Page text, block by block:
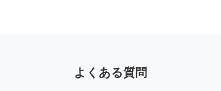
よくある質問